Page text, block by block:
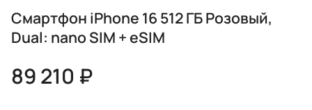
Смартфон iPhone 16 512 ГБ Розовый,
Dual: nano SIM + eSIM
89 210 ₽